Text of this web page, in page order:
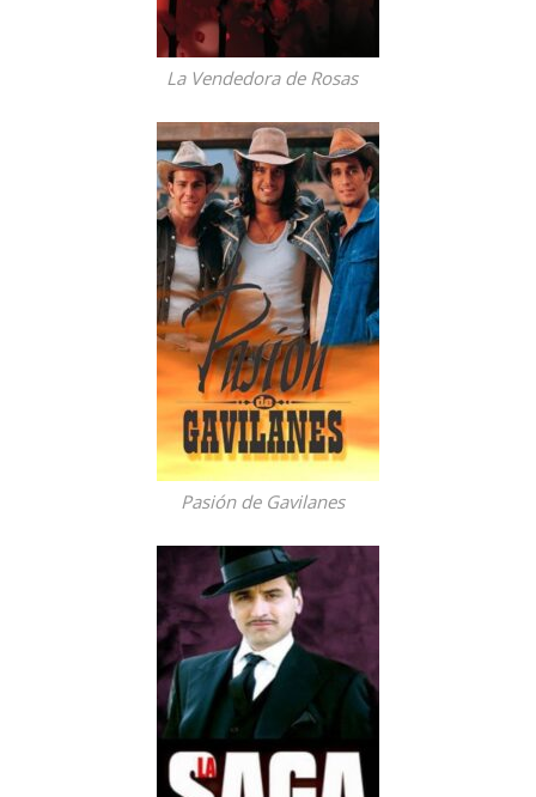
La Vendedora de Rosas
Pasión de Gavilanes